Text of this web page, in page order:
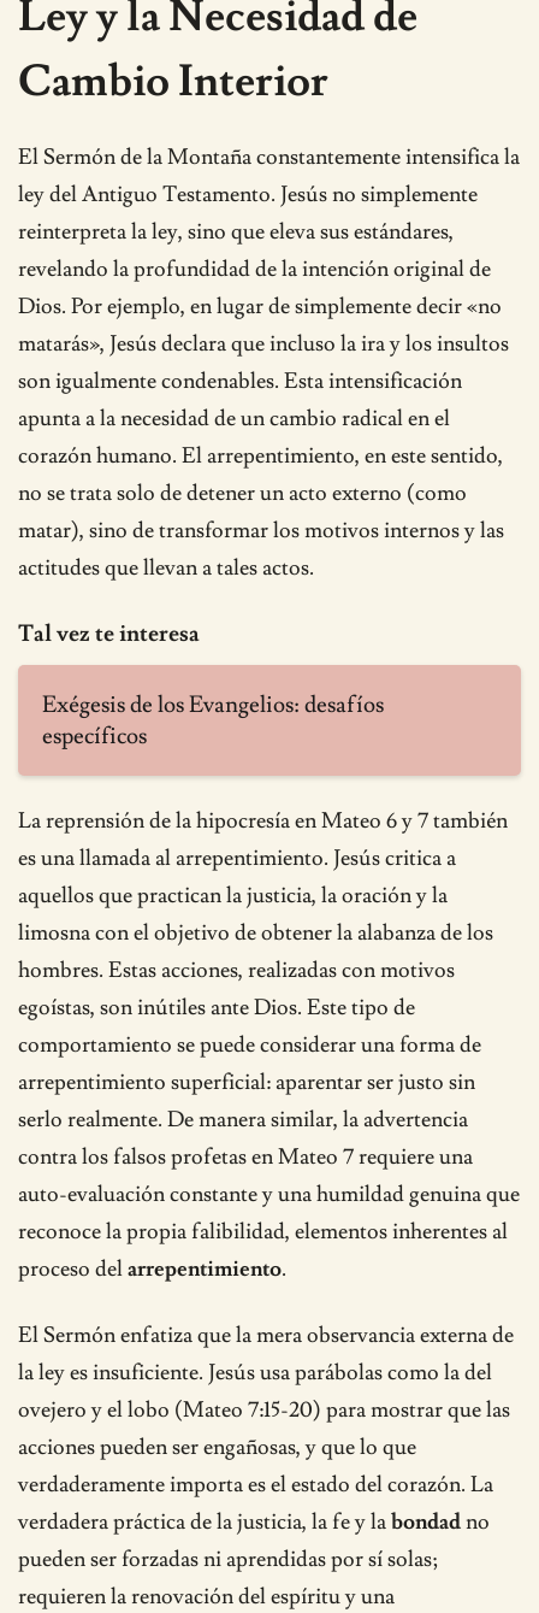
Ley y la Necesidad de
Cambio Interior
El Sermón de la Montaña constantemente intensifica la
ley del Antiguo Testamento. Jesús no simplemente
reinterpreta la ley, sino que eleva sus estándares,
revelando la profundidad de la intención original de
Dios. Por ejemplo, en lugar de simplemente decir «no
matarás», Jesús declara que incluso la ira y los insultos
son igualmente condenables. Esta intensificación
apunta a la necesidad de un cambio radical en el
corazón humano. El arrepentimiento, en este sentido,
no se trata solo de detener un acto externo (como
matar), sino de transformar los motivos internos y las
actitudes que llevan a tales actos.
Tal vez te interesa
Exégesis de los Evangelios: desafíos
específicos
La reprensión de la hipocresía en Mateo 6 y 7 también
es una llamada al arrepentimiento. Jesús critica a
aquellos que practican la justicia, la oración y la
limosna con el objetivo de obtener la alabanza de los
hombres. Estas acciones, realizadas con motivos
egoístas, son inútiles ante Dios. Este tipo de
comportamiento se puede considerar una forma de
arrepentimiento superficial: aparentar ser justo sin
serlo realmente. De manera similar, la advertencia
contra los falsos profetas en Mateo 7 requiere una
auto-evaluación constante y una humildad genuina que
reconoce la propia falibilidad, elementos inherentes al
proceso delarrepentimiento.
El Sermón enfatiza que la mera observancia externa de
la ley es insuficiente. Jesús usa parábolas como la del
ovejero y el lobo (Mateo 7:15-20) para mostrar que las
acciones pueden ser engañosas, y que lo que
verdaderamente importa es el estado del corazón. La
verdadera práctica de la justicia, la fe y labondadno
pueden ser forzadas ni aprendidas por sí solas;
requieren la renovación del espíritu y una